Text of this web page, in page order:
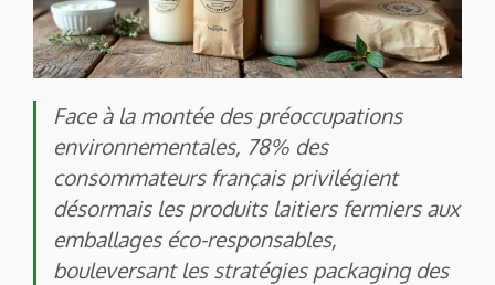
Face à la montée des préoccupations
environnementales, 78% des
consommateurs français privilégient
désormais les produits laitiers fermiers aux
emballages éco-responsables,
bouleversant les stratégies packaging des